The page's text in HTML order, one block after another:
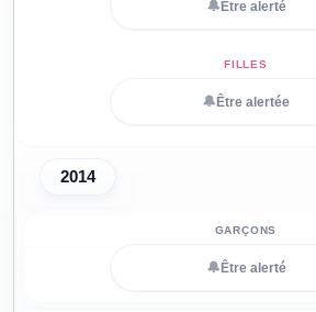
🔔 Être alerté
🔔 Être alertée
2014
🔔 Être alerté